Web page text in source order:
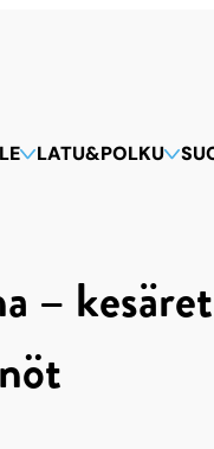
LATU&POLKU
–